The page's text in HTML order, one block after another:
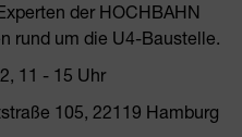
der HOCHBAHN
rund um die U4-Baustelle.
11 - 15 Uhr
105, 22119 Hamburg